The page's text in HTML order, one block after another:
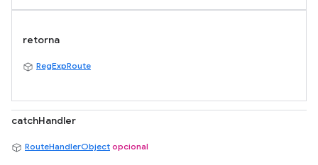
retorna
RegExpRoute
catchHandler
RouteHandlerObject opcional